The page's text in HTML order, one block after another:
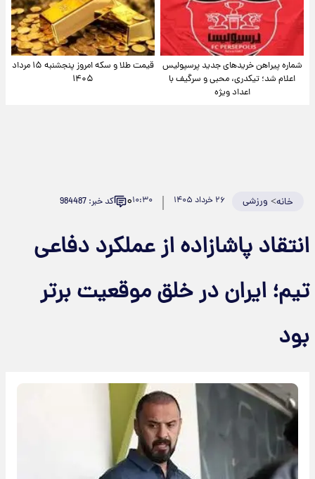
شماره پیراهن خریدهای جدید پرسپولیس
اعلام شد؛ تیکدری، محبی و سرگیف با
اعداد ویژه
قیمت طلا و سکه امروز پنجشنبه ۱۵ مرداد
۱۴۰۵
خانه> ورزشی ۲۶ خرداد ۱۴۰۵ ۱۰:۳۰۰ کد خبر: 984487
انتقاد پاشازاده از عملکرد دفاعی
تیم؛ ایران در خلق موقعیت برتر
بود